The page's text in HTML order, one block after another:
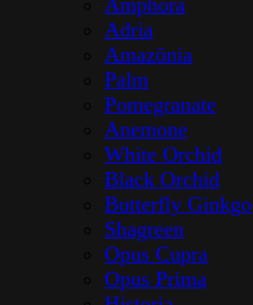
Amphora
Adria
Amazōnia
Palm
Pomegranate
Anemone
White Orchid
Black Orchid
Butterfly Ginkgo
Shagreen
Opus Cupra
Opus Prima